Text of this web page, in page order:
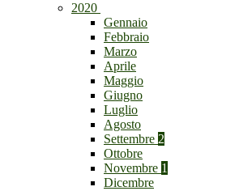
2020
Gennaio
Febbraio
Marzo
Aprile
Maggio
Giugno
Luglio
Agosto
Settembre 2
Ottobre
Novembre 1
Dicembre